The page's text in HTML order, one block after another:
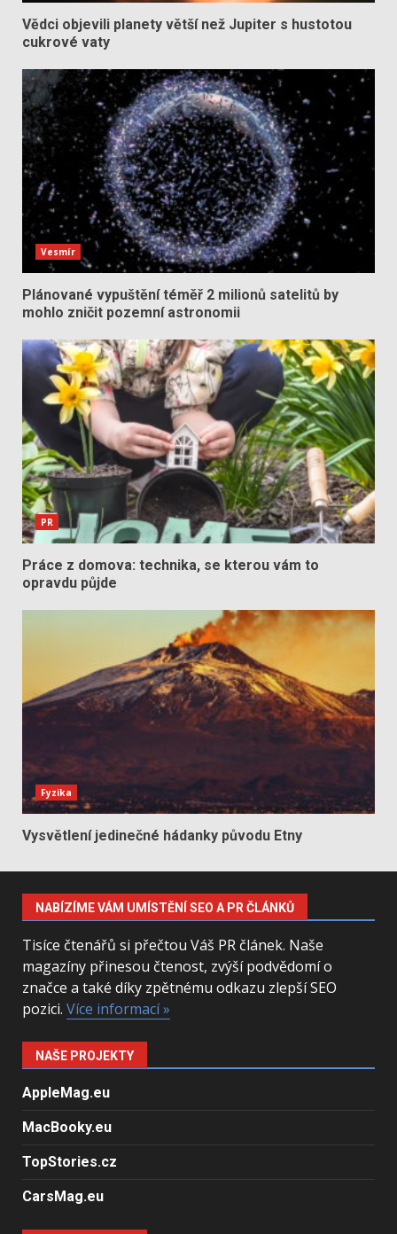
Vědci objevili planety větší než Jupiter s hustotou
cukrové vaty
Vesmír
Plánované vypuštění téměř 2 milionů satelitů by
mohlo zničit pozemní astronomii
PR
Práce z domova: technika, se kterou vám to
opravdu půjde
Fyzika
Vysvětlení jedinečné hádanky původu Etny
NABÍZÍME VÁM UMÍSTĚNÍ SEO A PR ČLÁNKŮ
Tisíce čtenářů si přečtou Váš PR článek. Naše
magazíny přinesou čtenost, zvýší podvědomí o
značce a také díky zpětnému odkazu zlepší SEO
pozici. Více informací »
NAŠE PROJEKTY
AppleMag.eu
MacBooky.eu
TopStories.cz
CarsMag.eu